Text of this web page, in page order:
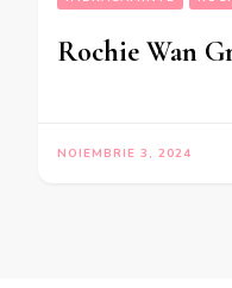
Rochie Wan
NOIEMBRIE 3, 2024